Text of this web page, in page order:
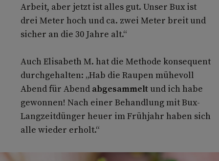
Arbeit, aber jetzt ist alles gut. Unser Bux ist
drei Meter hoch und ca. zwei Meter breit und
sicher an die 30 Jahre alt.“
Auch Elisabeth M. hat die Methode konsequent
durchgehalten: „Hab die Raupen mühevoll
Abend für Abend abgesammeltund ich habe
gewonnen! Nach einer Behandlung mit Bux-
Langzeitdünger heuer im Frühjahr haben sich
alle wieder erholt.“